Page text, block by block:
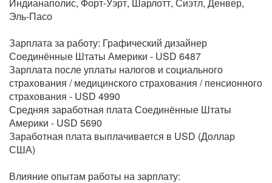
Эль-Пасо
Зарплата за работу: Графический дизайнер
Соединённые Штаты Америки - USD 6487
Зарплата после уплаты налогов и социального
страхования / медицинского страхования / пенсионного
страхования - USD 4990
Средняя заработная плата Соединённые Штаты
Америки - USD 5690
Заработная плата выплачивается в USD (Доллар
США)
Влияние опытам работы на зарплату: